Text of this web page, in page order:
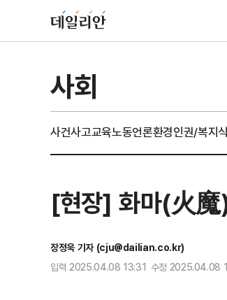
사회
사건사고교육노동언론환경인권/복지
[현장] 화마(火魔
장정욱 기자 (cju@dailian.co.kr)
입력 2025.04.08 13:31 수정 2025.04.08